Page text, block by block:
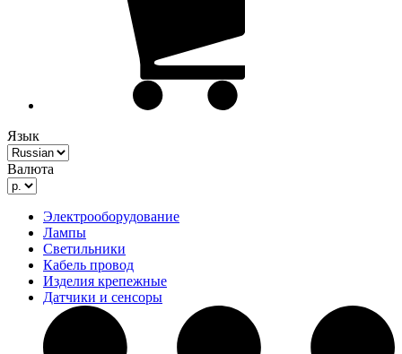
Язык
Валюта
Электрооборудование
Лампы
Светильники
Кабель провод
Изделия крепежные
Датчики и сенсоры